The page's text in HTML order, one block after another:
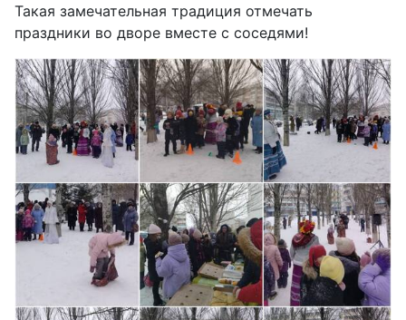
Такая замечательная традиция отмечать
праздники во дворе вместе с соседями!